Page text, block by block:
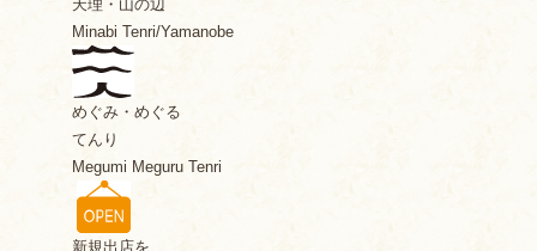
天理・山の辺
Minabi Tenri/Yamanobe
めぐみ・めぐる
てんり
Megumi Meguru Tenri
新規出店を